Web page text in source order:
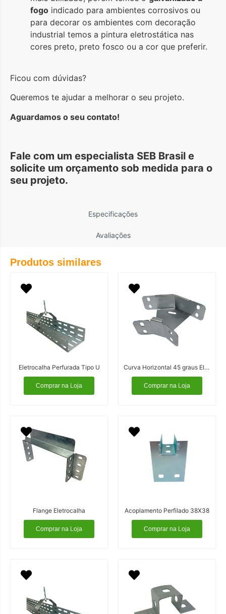
Especificações
Avaliações
fogo indicado para ambientes corrosivos ou
para decorar os ambientes com decoração
industrial temos a pintura eletrostática nas
cores preto, preto fosco ou a cor que preferir.
Ficou com dúvidas?
Queremos te ajudar a melhorar o seu projeto.
Aguardamos o seu contato!
Fale com um especialista SEB Brasil e
solicite um orçamento sob medida para o
seu projeto.
Produtos similares
Eletrocalha Perfurada Tipo U
Comprar na Loja
Curva Horizontal 45 graus Eletrocalha
Comprar na Loja
Flange Eletrocalha
Comprar na Loja
Acoplamento Perfilado 38X38
Comprar na Loja